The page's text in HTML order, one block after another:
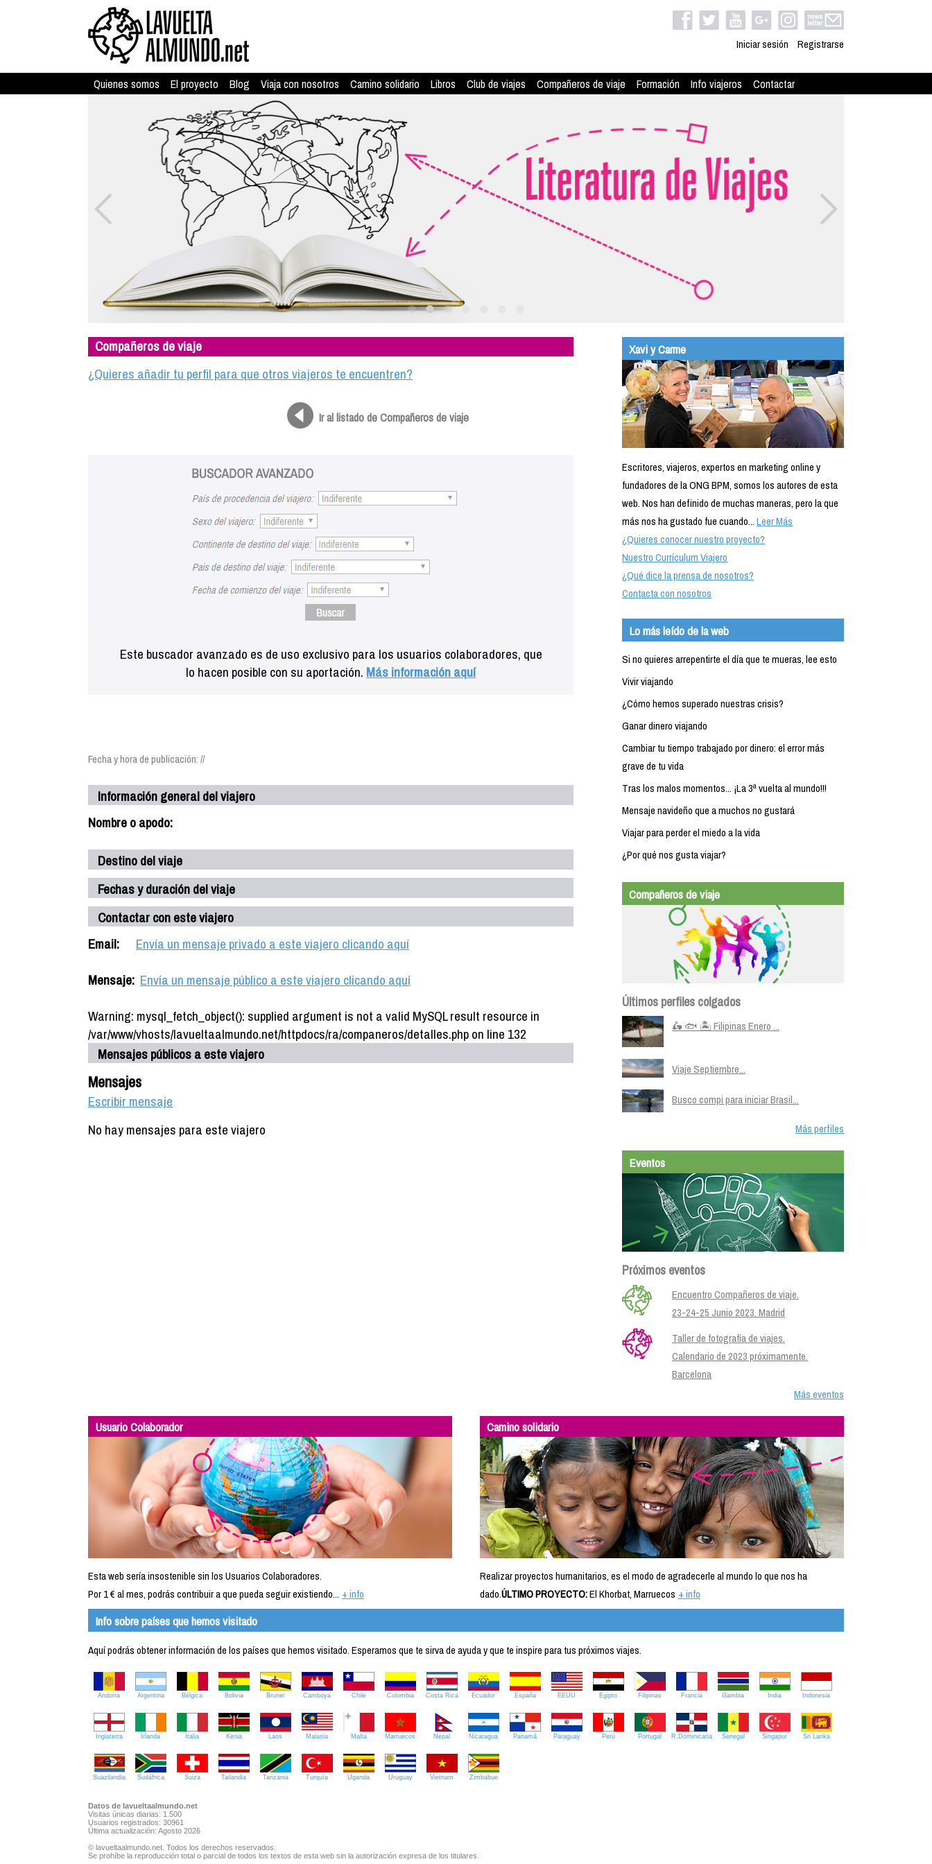
Iniciar sesión Registrarse
Quienes somos El proyecto Blog Viaja con nosotros Camino solidario Libros Club de viajes Compañeros de viaje Formación Info viajeros Contactar
Compañeros de viaje
¿Quieres añadir tu perfil para que otros viajeros te encuentren?
Ir al listado de Compañeros de viaje
Este buscador avanzado es de uso exclusivo para los usuarios colaboradores, que
lo hacen posible con su aportación. Más información aquí
Fecha y hora de publicación: //
Información general del viajero
Nombre o apodo:
Destino del viaje
Fechas y duración del viaje
Contactar con este viajero
Email:
Envía un mensaje privado a este viajero clicando aquí
Mensaje: Envía un mensaje público a este viajero clicando aquí
Warning: mysql_fetch_object(): supplied argument is not a valid MySQL result resource in
/var/www/vhosts/lavueltaalmundo.net/httpdocs/ra/companeros/detalles.php on line 132
Mensajes públicos a este viajero
Mensajes
Escribir mensaje
No hay mensajes para este viajero
Xavi y Carme
Escritores, viajeros, expertos en marketing online y
fundadores de la ONG BPM, somos los autores de esta
web. Nos han definido de muchas maneras, pero la que
más nos ha gustado fue cuando...Leer Más
¿Quieres conocer nuestro proyecto?
Nuestro Currículum Viajero
¿Qué dice la prensa de nosotros?
Contacta con nosotros
Lo más leído de la web
Si no quieres arrepentirte el día que te mueras, lee esto
Vivir viajando
¿Cómo hemos superado nuestras crisis?
Ganar dinero viajando
Cambiar tu tiempo trabajado por dinero: el error más
grave de tu vida
Tras los malos momentos... ¡La 3ª vuelta al mundo!!!
Mensaje navideño que a muchos no gustará
Viajar para perder el miedo a la vida
¿Por qué nos gusta viajar?
Compañeros de viaje
Últimos perfiles colgados
🛵 🐟 🏝️ Filipinas Enero ...
Viaje Septiembre...
Busco compi para iniciar Brasil...
Más perfiles
Eventos
Próximos eventos
Encuentro Compañeros de viaje.
23-24-25 Junio 2023. Madrid
Taller de fotografía de viajes.
Calendario de 2023 próximamente.
Barcelona
Más eventos
Usuario Colaborador
Esta web sería insostenible sin los Usuarios Colaboradores.
Por 1 € al mes, podrás contribuir a que pueda seguir existiendo... + info
Camino solidario
Realizar proyectos humanitarios, es el modo de agradecerle al mundo lo que nos ha
dado.ÚLTIMO PROYECTO:El Khorbat, Marruecos + info
Info sobre países que hemos visitado
Aquí podrás obtener información de los países que hemos visitado. Esperamos que te sirva de ayuda y que te inspire para tus próximos viajes.
Andorra Argentina Bélgica Bolivia Brunei Camboya Chile Colombia Costa Rica Ecuador España EEUU Egipto Filipinas Francia Gambia India Indonesia
Inglaterra Irlanda Italia Kenia Laos Malasia Malta Marruecos Nepal Nicaragua Panamá Paraguay Perú Portugal R.Dominicana Senegal Singapur Sri Lanka
Suazilandia Sudáfrica Suiza Tailandia Tanzania Turquía Uganda Uruguay Vietnam Zimbabue
Datos de lavueltaalmundo.net
Visitas únicas diarias: 1.500
Usuarios registrados: 30961
Última actualización: Agosto 2026
© lavueltaalmundo.net. Todos los derechos reservados.
Se prohíbe la reproducción total o parcial de todos los textos de esta web sin la autorización expresa de los titulares.